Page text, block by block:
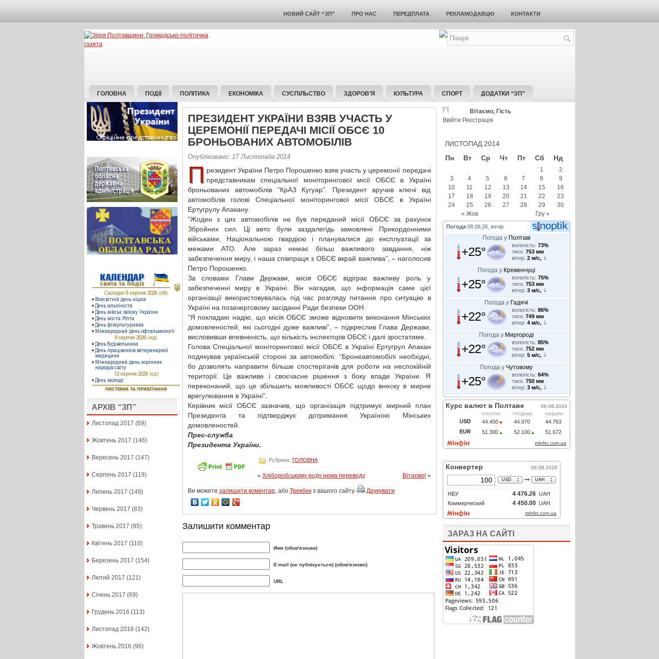
НОВИЙ САЙТ “ЗП” ПРО НАС ПЕРЕДПЛАТА РЕКЛАМОДАВЦЮ КОНТАКТИ
ГОЛОВНА ПОДІЇ ПОЛІТИКА ЕКОНОМІКА СУСПІЛЬСТВО ЗДОРОВ’Я КУЛЬТУРА СПОРТ ДОДАТКИ “ЗП”
АРХІВ “ЗП”
Листопад 2017 (69)
Жовтень 2017 (146)
Вересень 2017 (147)
Серпень 2017 (119)
Липень 2017 (149)
Червень 2017 (83)
Травень 2017 (95)
Квітень 2017 (110)
Березень 2017 (154)
Лютий 2017 (121)
Січень 2017 (69)
Грудень 2016 (113)
Листопад 2016 (142)
Жовтень 2016 (96)
ПРЕЗИДЕНТ УКРАЇНИ ВЗЯВ УЧАСТЬ У
ЦЕРЕМОНІЇ ПЕРЕДАЧІ МІСІЇ ОБСЄ 10
БРОНЬОВАНИХ АВТОМОБІЛІВ
Опубліковано: 17 Листопада 2014
П резидент України Петро Порошенко взяв участь у церемонії передачі
представникам спеціальної моніторингової місії ОБСЄ в Україні
броньованих автомобілів “КрАЗ Кугуар”. Президент вручив ключі від
автомобілів голові Спеціальної моніторингової місії ОБСЄ в Україні
Ертугрулу Апакану.
“Жоден з цих автомобілів не був переданий місії ОБСЄ за рахунок
Збройних сил. Ці авто були заздалегідь замовлені Прикордонними
військами, Національною гвардією і планувалися до експлуатації за
межами АТО. Але зараз немає більш важливого завдання, ніж
забезпечення миру, і наша співпраця з ОБСЄ вкрай важлива”, – наголосив
Петро Порошенко.
За словами Глави Держави, місія ОБСЄ відіграє важливу роль у
забезпеченні миру в Україні. Він нагадав, що інформація саме цієї
організації використовувалась під час розгляду питання про ситуацію в
Україні на позачерговому засіданні Ради безпеки ООН.
“Я покладаю надію, що місія ОБСЄ зможе відновити виконання Мінських
домовленостей, які сьогодні дуже важливі”, – підкреслив Глава Держави,
висловивши впевненість, що кількість інспекторів ОБСЄ і далі зростатиме.
Голова Спеціальної моніторингової місії ОБСЄ в Україні Ертугрул Апакан
подякував українській стороні за автомобілі. “Бронеавтомобілі необхідні,
бо дозволять направити більше спостерігачів для роботи на неспокійній
території. Це важливе і своєчасне рішення з боку влади України. Я
переконаний, що це збільшить можливості ОБСЄ щодо внеску в мирне
врегулювання в Україні”.
Керівник місії ОБСЄ зазначив, що організація підтримує мирний план
Президента та підтверджує дотримання Україною Мінських
домовленостей.
Прес-служба
Президента України.
Рубрика: ГОЛОВНА
« Хліборобському роду нема переводу Вітаємо!»
Ви можете залишити коментар, або Трекбекз вашого сайту. Друкувати
Залишити комментар
Имя (обов'язково)
E-mail (не публікується) (обов'язково)
URL
Вітаємо, Гість
Ввійти Реєстрація
ЛИСТОПАД 2014
Пн
Вт Ср Чт Пт Сб Нд
« Жов Гру »
1
2
3
4 5 6 7 8
9
10
11 12 13 14 15
16
17
18 19 20 21 22
23
24
25 26 27 28 29 30
Погода 08.08.26, вечір
Погода у Полтаві
+25° вологість: 73%
тиск: 753 мм
вітер: 2 м/с,
Погода у Кременчуці
+25° вологість: 75%
тиск: 753 мм
вітер: 3 м/с,
Погода у Гадячі
+22° вологість: 86%
тиск: 749 мм
вітер: 4 м/с,
Погода у Миргороді
+22° вологість: 85%
тиск: 752 мм
вітер: 5 м/с,
Погода у Чутовому
+25° вологість: 64%
тиск: 750 мм
вітер: 3 м/с,
ЗАРАЗ НА САЙТІ